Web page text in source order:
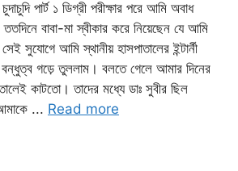
পার্ট ১ ডিগ্রী পরীক্ষার পরে আমি অবাধ
বাবা-মা স্বীকার করে নিয়েছেন যে আমি
সুযোগে আমি স্থানীয় হাসপাতালের ইন্টার্নী
বন্ধুত্ব গড়ে তুললাম। বলতে গেলে আমার দিনের
কাটতো। তাদের মধ্যে ডাঃ সুবীর ছিল
... Read more